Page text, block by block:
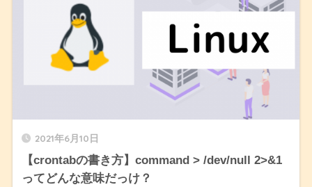
2021年6月10日
【crontabの書き方】command > /dev/null 2>&1
ってどんな意味だっけ？